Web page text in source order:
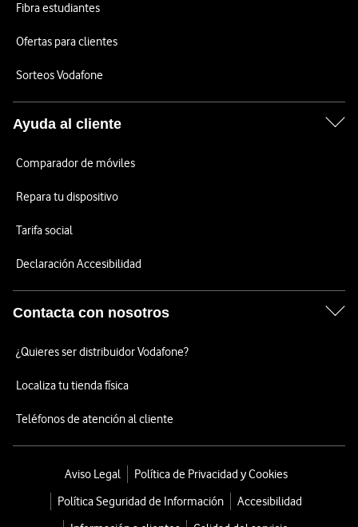
Fibra estudiantes
Ofertas para clientes
Sorteos Vodafone
Ayuda al cliente
Comparador de móviles
Repara tu dispositivo
Tarifa social
Declaración Accesibilidad
Contacta con nosotros
¿Quieres ser distribuidor Vodafone?
Localiza tu tienda física
Teléfonos de atención al cliente
Aviso Legal
Política de Privacidad y Cookies
Política Seguridad de Información
Accesibilidad